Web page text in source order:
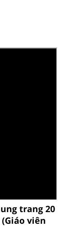
trang 20
(Giáo viên